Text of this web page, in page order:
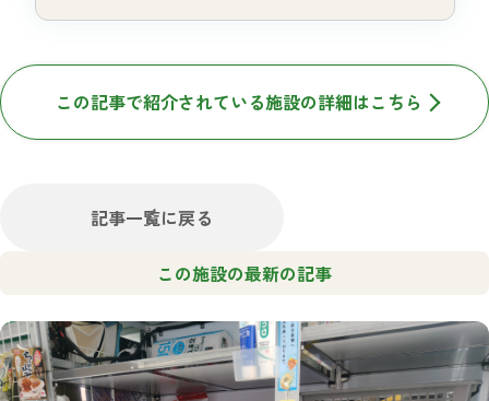
この記事で紹介されている施設の詳細はこちら
記事一覧に戻る
この施設の最新の記事